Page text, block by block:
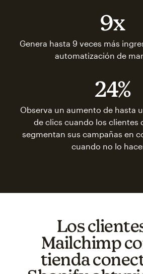
9x
Genera hasta 9 veces más
automatización de
24%
Observa un aumento de hasta
de clics cuando los clientes
segmentan sus campañas en
cuando no lo
Los
Mailchimp
tienda